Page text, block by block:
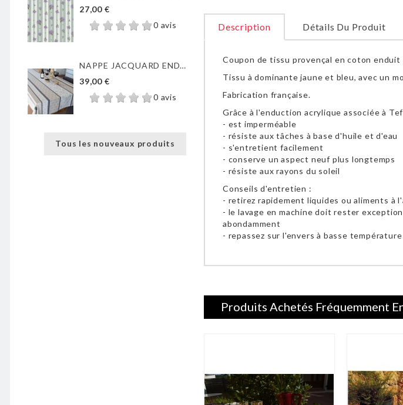
27,00 €
0 avis
NAPPE JACQUARD ENDUIT...
39,00 €
0 avis
Tous les nouveaux produits
Description Détails Du Produit
Coupon de tissu provençal en coton enduit
Tissu à dominante jaune et bleu, avec un
Fabrication française.
Grâce à l'enduction acrylique associée à
- est imperméable
- résiste aux tâches à base d'huile et d'eau
- s'entretient facilement
- conserve un aspect neuf plus longtemps
- résiste aux rayons du soleil
Conseils d'entretien :
- retirez rapidement liquides ou aliments à
- le lavage en machine doit rester
abondamment
- repassez sur l'envers à basse
Produits Achetés Fréquemment